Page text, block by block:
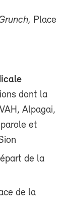
Place
dont la
Alpagai,
et
de la
de la